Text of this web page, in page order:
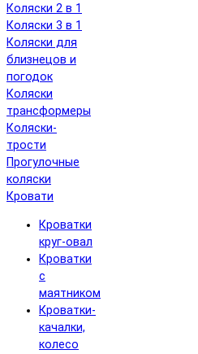
Коляски 2 в 1
Коляски 3 в 1
Коляски для
близнецов и
погодок
Коляски
трансформеры
Коляски-
трости
Прогулочные
коляски
Кровати
Кроватки
круг-овал
Кроватки
с
маятником
Кроватки-
качалки,
колесо